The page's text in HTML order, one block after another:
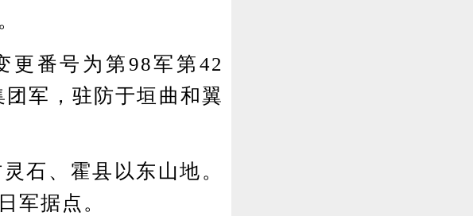
番号为第98军第42
军，驻防于垣曲和翼
、霍县以东山地。
军据点。